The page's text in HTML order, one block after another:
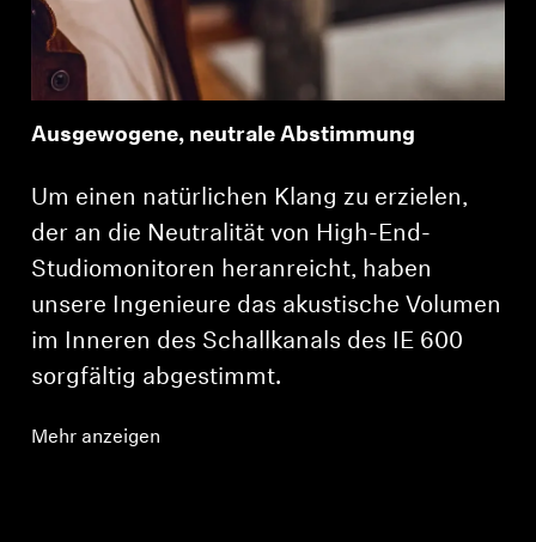
Ausgewogene, neutrale Abstimmung
Um einen natürlichen Klang zu erzielen,
der an die Neutralität von High-End-
Studiomonitoren heranreicht, haben
unsere Ingenieure das akustische Volumen
im Inneren des Schallkanals des IE 600
sorgfältig abgestimmt.
Mehr anzeigen